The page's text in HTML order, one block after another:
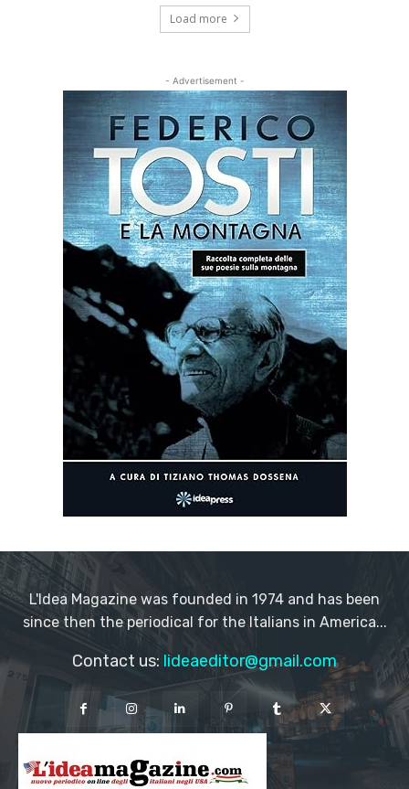
Load more
- Advertisement -
L'Idea Magazine was founded in 1974 and has been
since then the periodical for the Italians in America...
Contact us: lideaeditor@gmail.com